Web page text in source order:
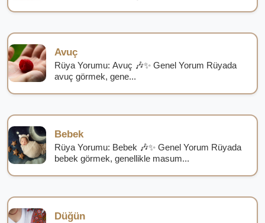
Avuç
Rüya Yorumu: Avuç 🎶✨ Genel Yorum Rüyada
avuç görmek, gene...
Bebek
Rüya Yorumu: Bebek 🎶✨ Genel Yorum Rüyada
bebek görmek, genellikle masum...
Düğün